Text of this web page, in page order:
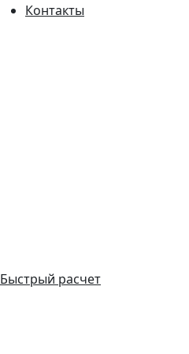
Контакты
Быстрый расчет